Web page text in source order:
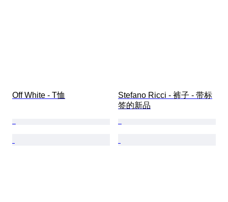
Off White - T恤
Stefano Ricci - 裤子 - 带标
签的新品